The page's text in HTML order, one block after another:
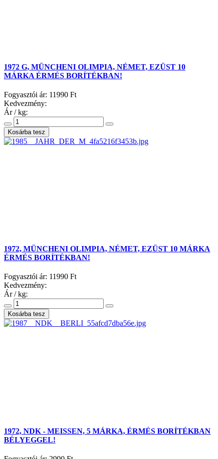
1972 G, MÜNCHENI OLIMPIA, NÉMET, EZÜST 10
MÁRKA ÉRMÉS BORÍTÉKBAN!
Fogyasztói ár: 11990 Ft
Kedvezmény:
Ár / kg:
1972, MÜNCHENI OLIMPIA, NÉMET, EZÜST 10 MÁRKA
ÉRMÉS BORÍTÉKBAN!
Fogyasztói ár: 11990 Ft
Kedvezmény:
Ár / kg:
1972, NDK - MEISSEN, 5 MÁRKA, ÉRMÉS BORÍTÉKBAN
BÉLYEGGEL!